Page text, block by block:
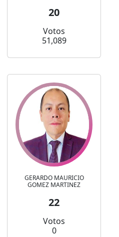
20
Votos
51,089
GERARDO MAURICIO
GOMEZ MARTINEZ
22
Votos
0